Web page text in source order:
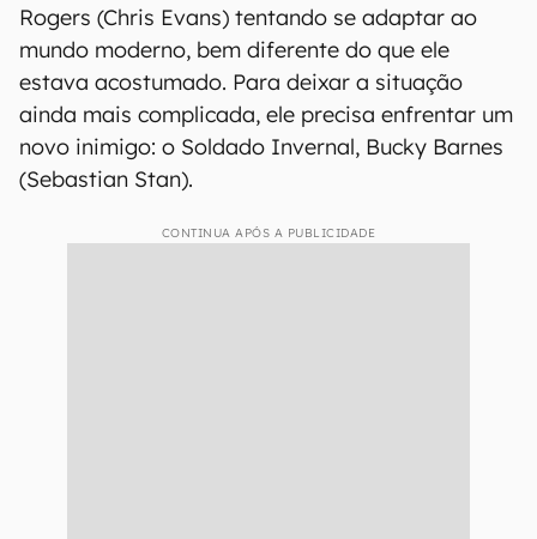
Rogers (Chris Evans) tentando se adaptar ao
mundo moderno, bem diferente do que ele
estava acostumado. Para deixar a situação
ainda mais complicada, ele precisa enfrentar um
novo inimigo: o Soldado Invernal, Bucky Barnes
(Sebastian Stan).
CONTINUA APÓS A PUBLICIDADE